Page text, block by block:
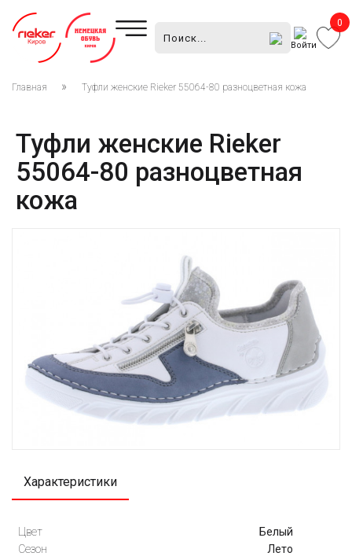
Войти
0
Главная Туфли женские Rieker 55064-80 разноцветная кожа
Туфли женские Rieker
55064-80 разноцветная
кожа
Характеристики
Цвет
Белый
Сезон
Лето